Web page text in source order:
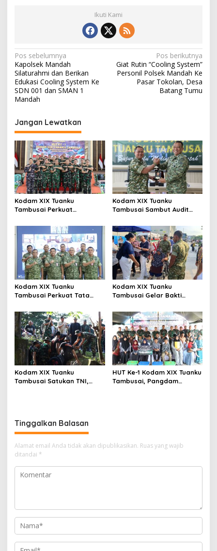
Ikuti Kami
N
a
v
i
a
s
i
p
o
s
Pos sebelumnya
Kapolsek Mandah
Silaturahmi dan Berikan
Edukasi Cooling System Ke
SDN 001 dan SMAN 1
Mandah
Pos berikutnya
Giat Rutin “Cooling System”
Personil Polsek Mandah Ke
Pasar Tokolan, Desa
Batang Tumu
Jangan Lewatkan
Kodam XIX Tuanku
Tambusai Perkuat
Donor Darah HUT Ke-1
Kodam XIX Tuanku
Tambusai Sambut Audit
Tegaskan Akurasi Data Jadi
Kunci
Kodam XIX Tuanku
Tambusai Perkuat Tata
Satgas BMN Resmi Mulai
Penatausahaan Sesi II TA
2026
Kodam XIX Tuanku
Tambusai Gelar Bakti
Screening Operasi Gratis
Kodam XIX Tuanku
Tambusai Satukan TNI,
HUT Ke-1 Kodam XIX Tuanku
Tambusai, Pangdam
Tinggalkan Balasan
Alamat email Anda tidak akan dipublikasikan. Ruas yang wajib
ditandai *